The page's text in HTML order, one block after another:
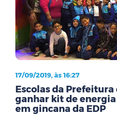
17/09/2019, às 16:27
Escolas da
ganhar kit de
em gincana da EDP